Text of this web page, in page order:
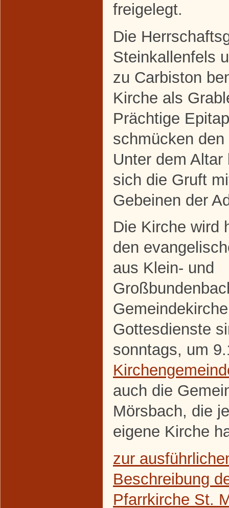
freigelegt.
Die
Steinkallenfels
zu Carbiston
Kirche als
Prächtige
schmücken
Unter dem Altar
sich die Gruft
Gebeinen der
Die Kirche wird
den
aus Klein- und
Gottesdienste
sonntags, um
auch die
Mörsbach, die
eigene Kirche
zur
Beschreibung
Pfarrkirche St.